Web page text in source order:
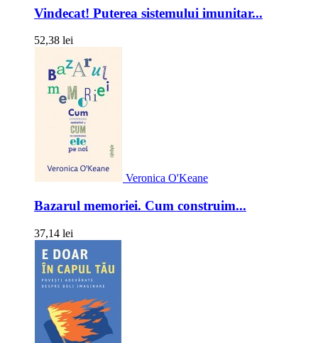
Vindecat! Puterea sistemului imunitar...
52,38 lei
Veronica O'Keane
Bazarul memoriei. Cum construim...
37,14 lei